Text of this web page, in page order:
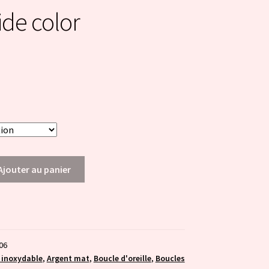
color
au panier
inoxydable, Argent mat, Boucle d'oreille, Boucles